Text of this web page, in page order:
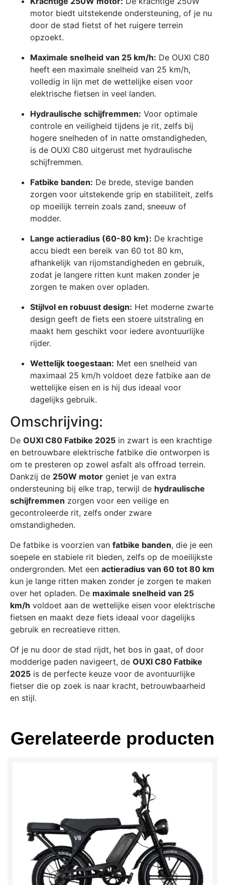
motor biedt uitstekende ondersteuning, of je nu
door de stad fietst of het ruigere terrein
opzoekt.
Maximale snelheid van 25 km/h: De OUXI C80
heeft een maximale snelheid van 25 km/h,
volledig in lijn met de wettelijke eisen voor
elektrische fietsen in veel landen.
Hydraulische schijfremmen: Voor optimale
controle en veiligheid tijdens je rit, zelfs bij
hogere snelheden of in natte omstandigheden,
is de OUXI C80 uitgerust met hydraulische
schijfremmen.
Fatbike banden: De brede, stevige banden
zorgen voor uitstekende grip en stabiliteit, zelfs
op moeilijk terrein zoals zand, sneeuw of
modder.
Lange actieradius (60-80 km): De krachtige
accu biedt een bereik van 60 tot 80 km,
afhankelijk van rijomstandigheden en gebruik,
zodat je langere ritten kunt maken zonder je
zorgen te maken over opladen.
Stijlvol en robuust design: Het moderne zwarte
design geeft de fiets een stoere uitstraling en
maakt hem geschikt voor iedere avontuurlijke
rijder.
Wettelijk toegestaan: Met een snelheid van
maximaal 25 km/h voldoet deze fatbike aan de
wettelijke eisen en is hij dus ideaal voor
dagelijks gebruik.
Omschrijving:
De OUXI C80 Fatbike 2025 in zwart is een krachtige
en betrouwbare elektrische fatbike die ontworpen is
om te presteren op zowel asfalt als offroad terrein.
Dankzij de 250W motor geniet je van extra
ondersteuning bij elke trap, terwijl de hydraulische
schijfremmen zorgen voor een veilige en
gecontroleerde rit, zelfs onder zware
omstandigheden.
De fatbike is voorzien van fatbike banden, die je een
soepele en stabiele rit bieden, zelfs op de moeilijkste
ondergronden. Met een actieradius van 60 tot 80 km
kun je lange ritten maken zonder je zorgen te maken
over het opladen. De maximale snelheid van 25
km/h voldoet aan de wettelijke eisen voor elektrische
fietsen en maakt deze fiets ideaal voor dagelijks
gebruik en recreatieve ritten.
Of je nu door de stad rijdt, het bos in gaat, of door
modderige paden navigeert, de OUXI C80 Fatbike
2025 is de perfecte keuze voor de avontuurlijke
fietser die op zoek is naar kracht, betrouwbaarheid
en stijl.
Gerelateerde producten